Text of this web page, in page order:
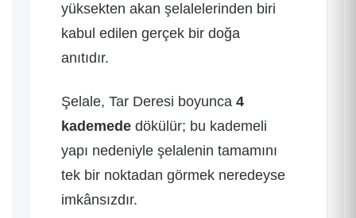
yüksekten akan şelalelerinden biri
kabul edilen gerçek bir doğa
anıtıdır.
Şelale, Tar Deresi boyunca 4
kademededökülür; bu kademeli
yapı nedeniyle şelalenin tamamını
tek bir noktadan görmek neredeyse
imkânsızdır.